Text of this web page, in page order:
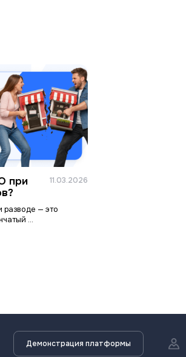
при
11.03.2026
— это
...
Демонстрация платформы